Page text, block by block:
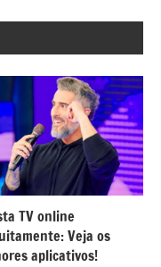
TV online
Veja os
aplicativos!